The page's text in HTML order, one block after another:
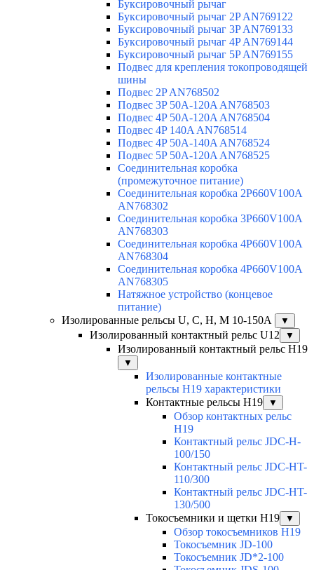
Буксировочный рычаг
Буксировочный рычаг 2P AN769122
Буксировочный рычаг 3P AN769133
Буксировочный рычаг 4P AN769144
Буксировочный рычаг 5P AN769155
Подвес для крепления токопроводящей
шины
Подвес 2P AN768502
Подвес 3P 50A-120A AN768503
Подвес 4P 50A-120A AN768504
Подвес 4P 140A AN768514
Подвес 4P 50A-140A AN768524
Подвес 5P 50A-120A AN768525
Соединительная коробка
(промежуточное питание)
Соединительная коробка 2P660V100A
AN768302
Соединительная коробка 3P660V100A
AN768303
Соединительная коробка 4P660V100A
AN768304
Соединительная коробка 4P660V100A
AN768305
Натяжное устройство (концевое
питание)
Изолированные рельсы U, C, H, M 10-150А
▼
Изолированный контактный рельс U12 ▼
Изолированный контактный рельс Н19
▼
Изолированные контактные
рельсы Н19 характеристики
Контактные рельсы H19
▼
Обзор контактных рельс
H19
Контактный рельс JDC-H-
100/150
Контактный рельс JDC-HT-
110/300
Контактный рельс JDC-HT-
130/500
Токосъемники и щетки H19
▼
Обзор токосъемников H19
Токосъемник JD-100
Токосъемник JD*2-100